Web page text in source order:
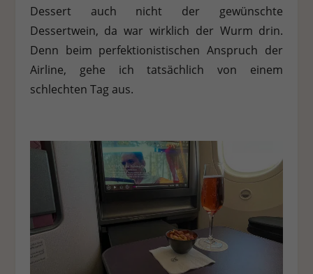
Dessert auch nicht der gewünschte
Dessertwein, da war wirklich der Wurm drin.
Denn beim perfektionistischen Anspruch der
Airline, gehe ich tatsächlich von einem
schlechten Tag aus.